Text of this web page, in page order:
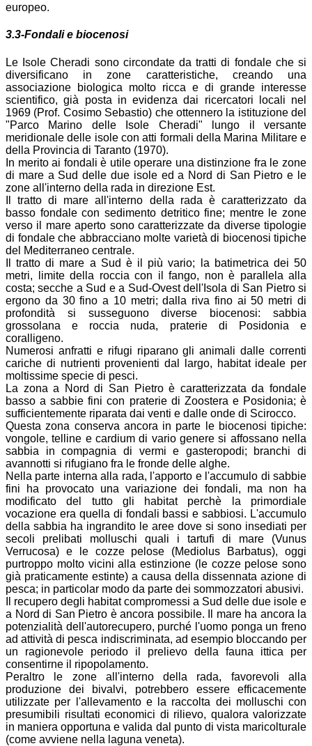
europeo.
3.3-Fondali e biocenosi
Le Isole Cheradi sono circondate da tratti di fondale che si
diversificano in zone caratteristiche, creando una
associazione biologica molto ricca e di grande interesse
scientifico, già posta in evidenza dai ricercatori locali nel
1969 (Prof. Cosimo Sebastio) che ottennero la istituzione del
"Parco Marino delle Isole Cheradi" lungo il versante
meridionale delle isole con atti formali della Marina Militare e
della Provincia di Taranto (1970).
In merito ai fondali è utile operare una distinzione fra le zone
di mare a Sud delle due isole ed a Nord di San Pietro e le
zone all'interno della rada in direzione Est.
Il tratto di mare all'interno della rada è caratterizzato da
basso fondale con sedimento detritico fine; mentre le zone
verso il mare aperto sono caratterizzate da diverse tipologie
di fondale che abbracciano molte varietà di biocenosi tipiche
del Mediterraneo centrale.
Il tratto di mare a Sud è il più vario; la batimetrica dei 50
metri, limite della roccia con il fango, non è parallela alla
costa; secche a Sud e a Sud-Ovest dell'Isola di San Pietro si
ergono da 30 fino a 10 metri; dalla riva fino ai 50 metri di
profondità si susseguono diverse biocenosi: sabbia
grossolana e roccia nuda, praterie di Posidonia e
coralligeno.
Numerosi anfratti e rifugi riparano gli animali dalle correnti
cariche di nutrienti provenienti dal largo, habitat ideale per
moltissime specie di pesci.
La zona a Nord di San Pietro è caratterizzata da fondale
basso a sabbie fini con praterie di Zoostera e Posidonia; è
sufficientemente riparata dai venti e dalle onde di Scirocco.
Questa zona conserva ancora in parte le biocenosi tipiche:
vongole, telline e cardium di vario genere si affossano nella
sabbia in compagnia di vermi e gasteropodi; branchi di
avannotti si rifugiano fra le fronde delle alghe.
Nella parte interna alla rada, l'apporto e l'accumulo di sabbie
fini ha provocato una variazione dei fondali, ma non ha
modificato del tutto gli habitat perchè la primordiale
vocazione era quella di fondali bassi e sabbiosi. L'accumulo
della sabbia ha ingrandito le aree dove si sono insediati per
secoli prelibati molluschi quali i tartufi di mare (Vunus
Verrucosa) e le cozze pelose (Mediolus Barbatus), oggi
purtroppo molto vicini alla estinzione (le cozze pelose sono
già praticamente estinte) a causa della dissennata azione di
pesca; in particolar modo da parte dei sommozzatori abusivi.
Il recupero degli habitat compromessi a Sud delle due isole e
a Nord di San Pietro è ancora possibile. Il mare ha ancora la
potenzialità dell'autorecupero, purché l'uomo ponga un freno
ad attività di pesca indiscriminata, ad esempio bloccando per
un ragionevole periodo il prelievo della fauna ittica per
consentirne il ripopolamento.
Peraltro le zone all'interno della rada, favorevoli alla
produzione dei bivalvi, potrebbero essere efficacemente
utilizzate per l'allevamento e la raccolta dei molluschi con
presumibili risultati economici di rilievo, qualora valorizzate
in maniera opportuna e valida dal punto di vista maricolturale
(come avviene nella laguna veneta).